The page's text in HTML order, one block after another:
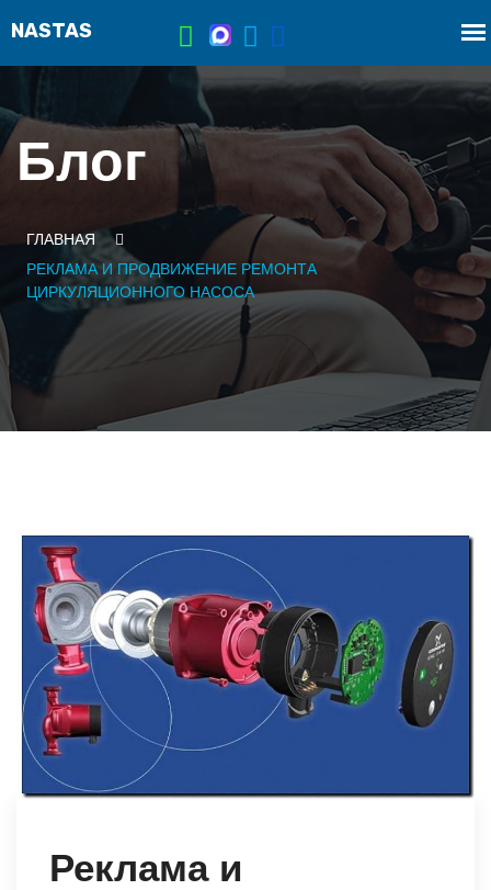
Блог
ГЛАВНАЯ
РЕКЛАМА И ПРОДВИЖЕНИЕ РЕМОНТА
ЦИРКУЛЯЦИОННОГО НАСОСА
Реклама и